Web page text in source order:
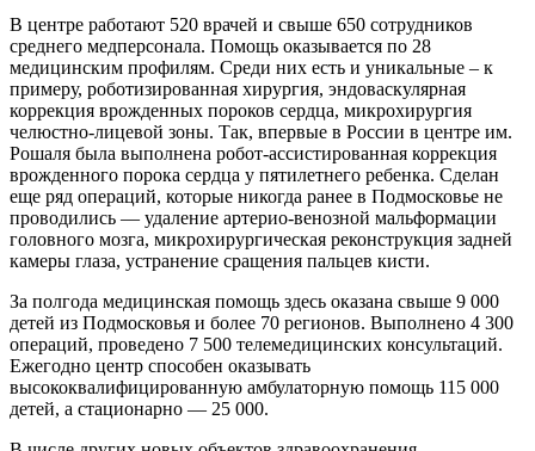
В центре работают 520 врачей и свыше 650 сотрудников
среднего медперсонала. Помощь оказывается по 28
медицинским профилям. Среди них есть и уникальные – к
примеру, роботизированная хирургия, эндоваскулярная
коррекция врожденных пороков сердца, микрохирургия
челюстно-лицевой зоны. Так, впервые в России в центре им.
Рошаля была выполнена робот-ассистированная коррекция
врожденного порока сердца у пятилетнего ребенка. Сделан
еще ряд операций, которые никогда ранее в Подмосковье не
проводились — удаление артерио-венозной мальформации
головного мозга, микрохирургическая реконструкция задней
камеры глаза, устранение сращения пальцев кисти.
За полгода медицинская помощь здесь оказана свыше 9 000
детей из Подмосковья и более 70 регионов. Выполнено 4 300
операций, проведено 7 500 телемедицинских консультаций.
Ежегодно центр способен оказывать
высококвалифицированную амбулаторную помощь 115 000
детей, а стационарно — 25 000.